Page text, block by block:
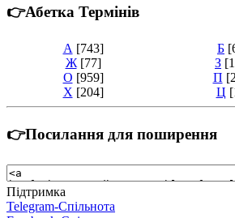
👉Абетка Термінів
А [743] Б
Ж [77] З
О [959] П
Х [204] Ц
👉Посилання для поширення
Підтримка
Telegram-Спільнота